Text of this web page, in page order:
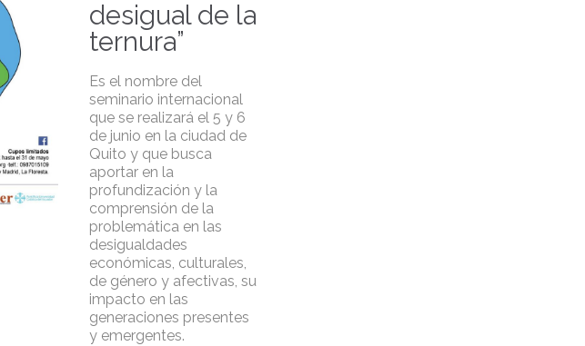
desigual de la
ternura”
Es el nombre del
seminario internacional
que se realizará el 5 y 6
de junio en la ciudad de
Quito y que busca
aportar en la
profundización y la
comprensión de la
problemática en las
desigualdades
económicas, culturales,
de género y afectivas, su
impacto en las
generaciones presentes
y emergentes.